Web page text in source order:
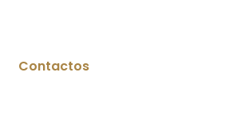
Contactos